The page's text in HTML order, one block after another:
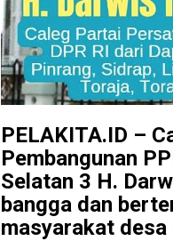
PELAKITA.ID –
Pembangunan
Selatan 3 H.
bangga dan
masyarakat desa